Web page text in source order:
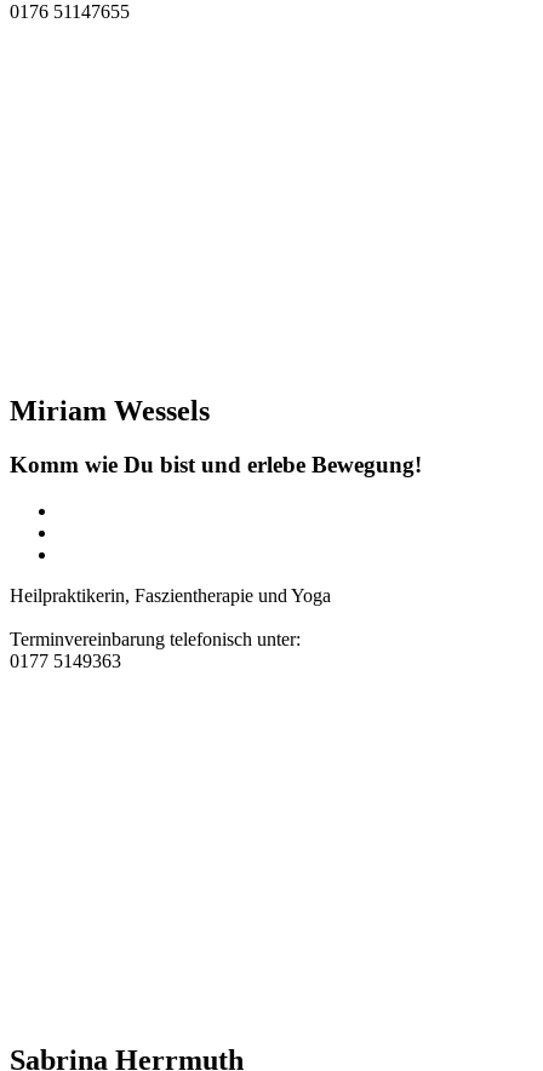
0176 51147655
Miriam Wessels
Komm wie Du bist und erlebe Bewegung!
Heilpraktikerin, Faszientherapie und Yoga
Terminvereinbarung telefonisch unter:
0177 5149363
Sabrina Herrmuth